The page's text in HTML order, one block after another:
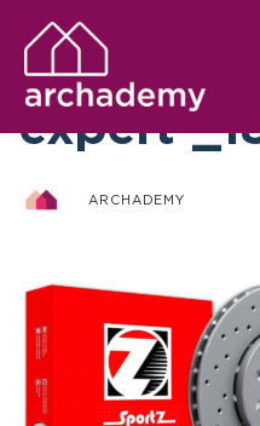
otto-
expert-
ARCHADEMY